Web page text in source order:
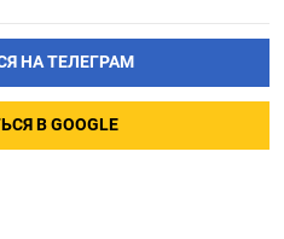
НА ТЕЛЕГРАМ
В GOOGLE